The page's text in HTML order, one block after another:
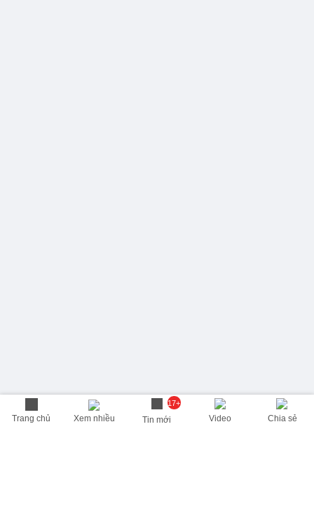
Trang chủ Xem nhiều
17+
Tin mới Video Chia sẻ